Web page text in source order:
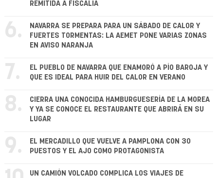
REMITIDA A FISCALÍA
6.
NAVARRA SE PREPARA PARA UN SÁBADO DE CALOR Y
FUERTES TORMENTAS: LA AEMET PONE VARIAS ZONAS
EN AVISO NARANJA
7.
EL PUEBLO DE NAVARRA QUE ENAMORÓ A PÍO BAROJA Y
QUE ES IDEAL PARA HUIR DEL CALOR EN VERANO
8.
CIERRA UNA CONOCIDA HAMBURGUESERÍA DE LA MOREA
Y YA SE CONOCE EL RESTAURANTE QUE ABRIRÁ EN SU
LUGAR
9.
EL MERCADILLO QUE VUELVE A PAMPLONA CON 30
PUESTOS Y EL AJO COMO PROTAGONISTA
UN CAMIÓN VOLCADO COMPLICA LOS VIAJES DE